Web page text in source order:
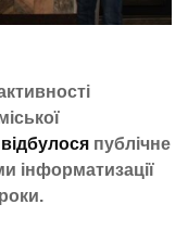
відбулося публічне
інформатизації